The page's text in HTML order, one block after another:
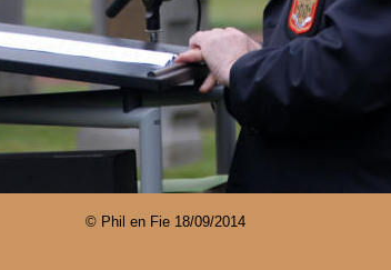
© Phil en Fie 18/09/2014